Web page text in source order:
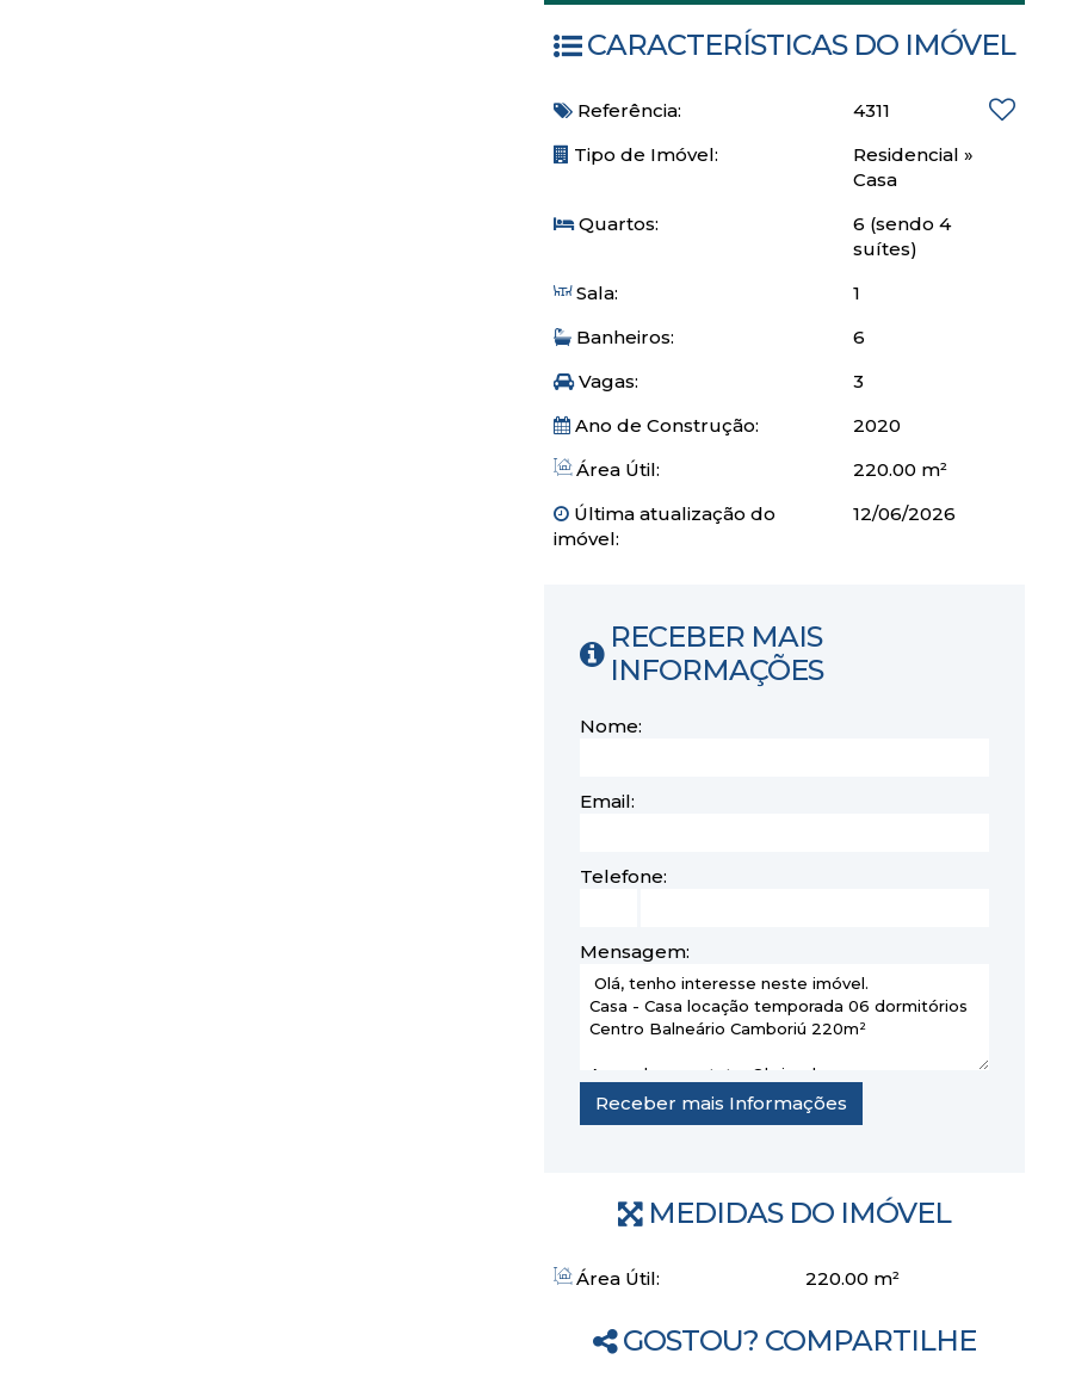
CARACTERÍSTICAS DO IMÓVEL
Referência:
4311
Tipo de Imóvel:
Residencial »
Casa
Quartos:
6 (sendo 4
suítes)
Sala:
1
Banheiros:
6
Vagas:
3
Ano de Construção:
2020
Área Útil:
220.00 m²
Última atualização do
imóvel:
12/06/2026
RECEBER MAIS
INFORMAÇÕES
Nome:
Email:
Telefone:
Mensagem:
MEDIDAS DO IMÓVEL
Área Útil: 220.00 m²
GOSTOU? COMPARTILHE